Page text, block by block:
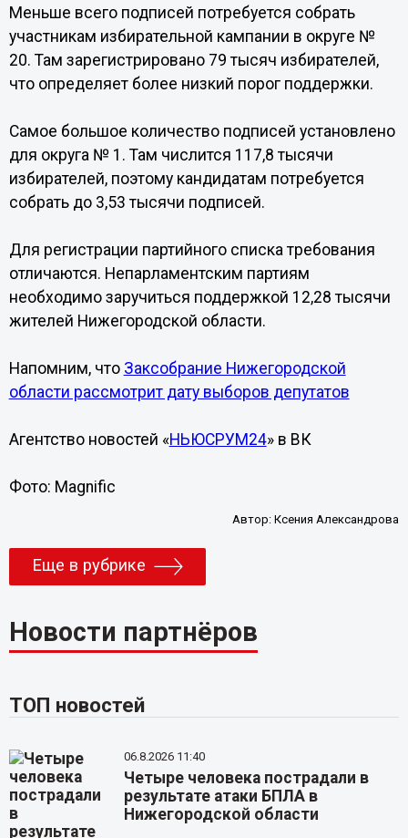
Меньше всего подписей потребуется собрать
участникам избирательной кампании в округе №
20. Там зарегистрировано 79 тысяч избирателей,
что определяет более низкий порог поддержки.
Самое большое количество подписей установлено
для округа № 1. Там числится 117,8 тысячи
избирателей, поэтому кандидатам потребуется
собрать до 3,53 тысячи подписей.
Для регистрации партийного списка требования
отличаются. Непарламентским партиям
необходимо заручиться поддержкой 12,28 тысячи
жителей Нижегородской области.
Напомним, что Заксобрание Нижегородской
области рассмотрит дату выборов депутатов
Агентство новостей «НЬЮСРУМ24» в ВК
Фото: Magnific
Автор:Ксения Александрова
Еще в рубрике
Новости партнёров
ТОП новостей
06.8.2026 11:40
Четыре человека пострадали в
результате атаки БПЛА в
Нижегородской области